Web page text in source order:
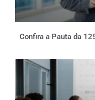
Confira a Pauta da